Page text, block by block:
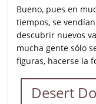
Bueno, pues en
tiempos, se
descubrir nuevos
mucha gente sólo
figuras, hacerse la
Desert